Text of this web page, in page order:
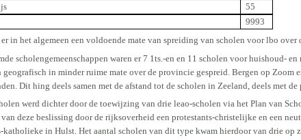
55
9993
in het algemeen een voldoende mate van spreiding van scholen voor lbo over
scholengemeenschappen waren er 7 1ts.-en en 11 scholen voor huishoud-
geografisch in minder ruime mate over de provincie gespreid. Bergen op
Dit hing deels samen met de afstand tot de scholen in Zeeland, deels met
werd dichter door de toewijzing van drie leao-scholen via het Plan van
deze beslissing door de rijksoverheid een protestants-christelijke en een
katholieke in Hulst. Het aantal scholen van dit type kwam hierdoor van drie op